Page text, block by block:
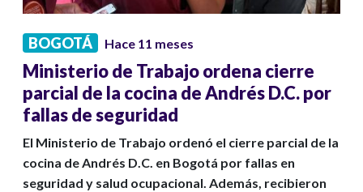
BOGOTÁ Hace 11 meses
Ministerio de Trabajo ordena cierre
parcial de la cocina de Andrés D.C. por
fallas de seguridad
El Ministerio de Trabajo ordenó el cierre parcial de la
cocina de Andrés D.C. en Bogotá por fallas en
seguridad y salud ocupacional. Además, recibieron